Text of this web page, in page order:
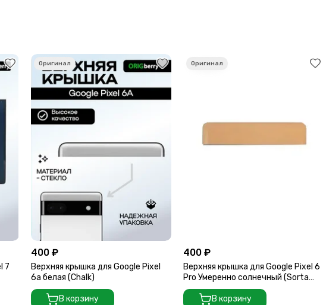
7
400 ₽
Верхняя крышка для Google Pixel
6a белая (Chalk)
В корзину
400 ₽
Верхняя крышка для Google Pixel 6
Pro Умеренно солнечный (Sorta
Sunny)
В корзину